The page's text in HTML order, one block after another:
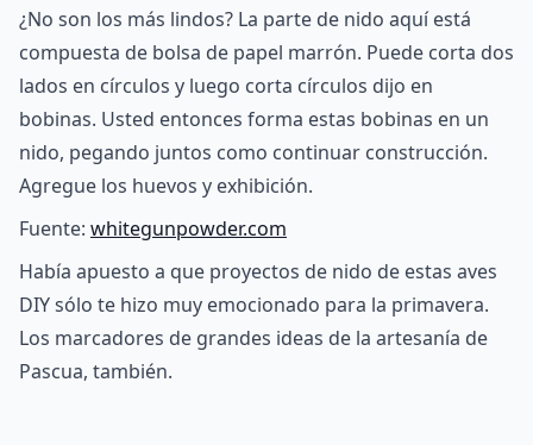
¿No son los más lindos? La parte de nido aquí está
compuesta de bolsa de papel marrón. Puede corta dos
lados en círculos y luego corta círculos dijo en
bobinas. Usted entonces forma estas bobinas en un
nido, pegando juntos como continuar construcción.
Agregue los huevos y exhibición.
Fuente: whitegunpowder.com
Había apuesto a que proyectos de nido de estas aves
DIY sólo te hizo muy emocionado para la primavera.
Los marcadores de grandes ideas de la artesanía de
Pascua, también.